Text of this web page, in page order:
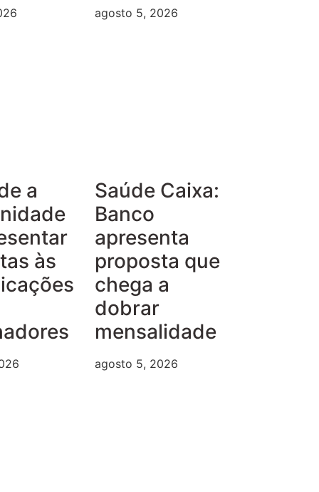
agosto 5, 2026
a
às
Saúde Caixa:
Banco
apresenta
proposta que
chega a
dobrar
mensalidade
agosto 5, 2026